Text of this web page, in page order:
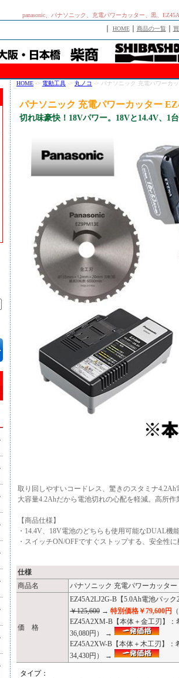
panasonic、パナソニック、充電パワーカッター、黒、
HOME｜ 商品の一覧
HOME -> 電動工具 -> 丸ノコ -> パナソニック 充電パワーカッ
パナソニック 充電パワーカッター
切れ味豪快！18Vパワー。18Vと14.4V、1
取り回しやすいコードレス、驚きのスタミナ4.2Ah
大容量4.2Ahだから電池切れの心配を軽減。高所作
【商品仕様】
・14.4V、18V電池のどちらも使用可能なDUAL機能
・スイッチON/OFFですぐストップする、安全性
仕様
商品名
パナソニック 充電パワーカッター
価 格
EZ45A2LJ2G-B【5.0Ah電池パッ
￥125,600 → 特別価格￥79,600円
EZ45A2XM-B【本体＋金工刃】：
36,080円） →
EZ45A2XW-B【本体＋木工刃】：
34,430円） →
タイプ：